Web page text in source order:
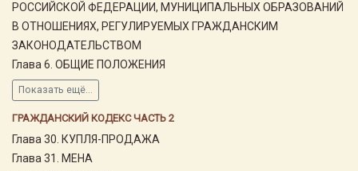
РОССИЙСКОЙ ФЕДЕРАЦИИ, МУНИЦИПАЛЬНЫХ ОБРАЗОВАНИЙ
В ОТНОШЕНИЯХ, РЕГУЛИРУЕМЫХ ГРАЖДАНСКИМ
ЗАКОНОДАТЕЛЬСТВОМ
Глава 6. ОБЩИЕ ПОЛОЖЕНИЯ
Показать ещё...
ГРАЖДАНСКИЙ КОДЕКС ЧАСТЬ 2
Глава 30. КУПЛЯ-ПРОДАЖА
Глава 31. МЕНА